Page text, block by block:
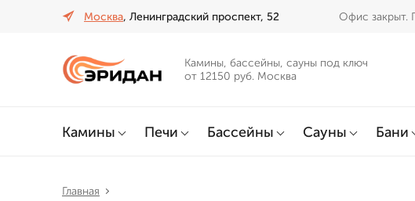
Москва, Ленинградский проспект, 52 Офис закрыт.
Камины, бассейны, сауны под ключ
от 12150 руб. Москва
Камины Печи Бассейны Сауны Бани
Главная